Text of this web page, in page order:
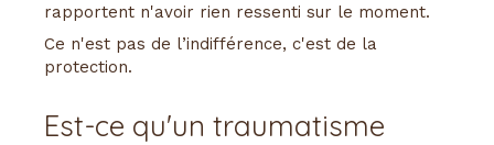
rapportent n'avoir rien ressenti sur le moment.
Ce n'est pas de l’indifférence, c'est de la
protection.
Est-ce qu'un traumatisme